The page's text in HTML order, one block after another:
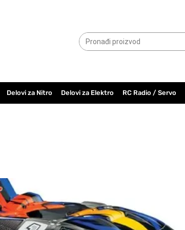
Delovi za Nitro Delovi za Elektro RC Radio / Servo